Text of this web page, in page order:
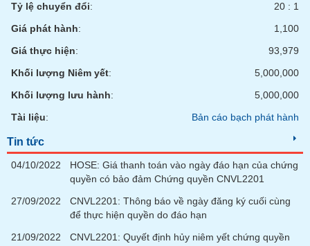
Tỷ lệ chuyển đổi:
20 : 1
Giá phát hành:
1,100
Giá thực hiện:
93,979
Khối lượng Niêm yết:
5,000,000
Khối lượng lưu hành:
5,000,000
Tài liệu: Bản cáo bạch phát hành
Tin tức
04/10/2022
HOSE: Giá thanh toán vào ngày đáo hạn của chứng
quyền có bảo đảm Chứng quyền CNVL2201
27/09/2022
CNVL2201: Thông báo về ngày đăng ký cuối cùng
để thực hiện quyền do đáo hạn
21/09/2022
CNVL2201: Quyết định hủy niêm yết chứng quyền
Công
đầu
tư
Truyền
tài
chính
liệu